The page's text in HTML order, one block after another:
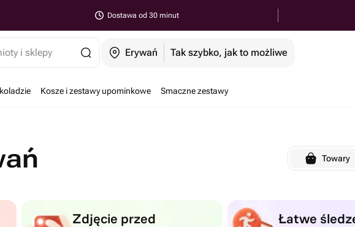
Dostawa od 30 minut
i sklepy Erywań Tak szybko, jak to możliwe
Kosze i zestawy upominkowe Smaczne zestawy
Towary
Zdjęcie przed Łatwe